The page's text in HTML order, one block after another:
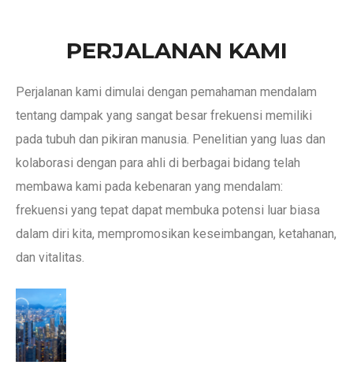
PERJALANAN KAMI
Perjalanan kami dimulai dengan pemahaman mendalam
tentang dampak yang sangat besar frekuensi memiliki
pada tubuh dan pikiran manusia. Penelitian yang luas dan
kolaborasi dengan para ahli di berbagai bidang telah
membawa kami pada kebenaran yang mendalam:
frekuensi yang tepat dapat membuka potensi luar biasa
dalam diri kita, mempromosikan keseimbangan, ketahanan,
dan vitalitas.